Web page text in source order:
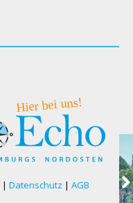
| Datenschutz | AGB